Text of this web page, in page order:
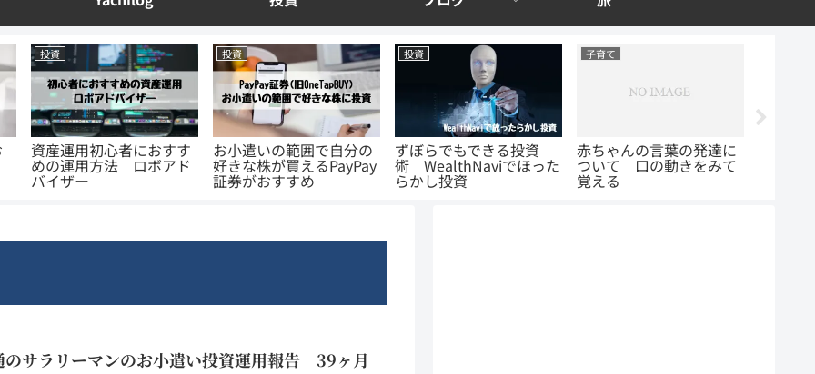
投資
資産運用初心者におすす
めの運用方法 ロボアド
バイザー
投資
お小遣いの範囲で自分の
好きな株が買えるPayPay
証券がおすすめ
投資
ずぼらでもできる投資
術 WealthNaviでほった
らかし投資
子育て
赤ちゃんの言葉の発達に
ついて 口の動きをみて
覚える
のサラリーマンのお小遣い投資運用報告 39ヶ月